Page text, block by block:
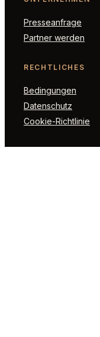
Presseanfrage
Partner werden
RECHTLICHES
Bedingungen
Datenschutz
Cookie-Richtlinie